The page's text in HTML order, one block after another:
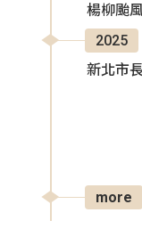
楊柳颱
2025
新北市
more